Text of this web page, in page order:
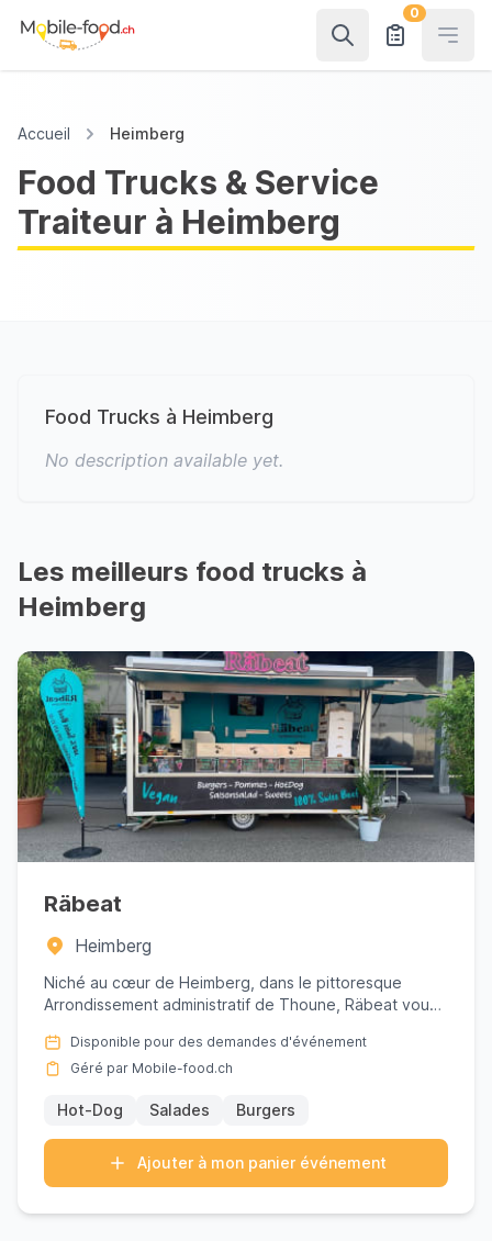
0
Accueil Heimberg
Food Trucks & Service
Traiteur à Heimberg
Food Trucks à Heimberg
No description available yet.
Les meilleurs food trucks à
Heimberg
Räbeat
Heimberg
Niché au cœur de Heimberg, dans le pittoresque
Arrondissement administratif de Thoune, Räbeat vous
Disponible pour des demandes d'événement
Géré par Mobile-food.ch
Hot-Dog Salades Burgers
Ajouter à mon panier événement